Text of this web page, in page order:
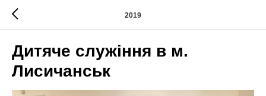
2019
Дитяче служіння в м.
Лисичанськ